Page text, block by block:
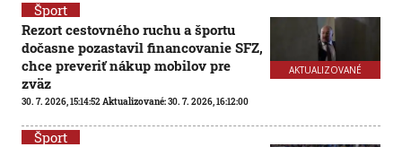
AKTUALIZOVANÉ
Šport
Rezort cestovného ruchu a športu
dočasne pozastavil financovanie SFZ,
chce preveriť nákup mobilov pre
zväz
30. 7. 2026, 15:14:52Aktualizované:30. 7. 2026, 16:12:00
Šport